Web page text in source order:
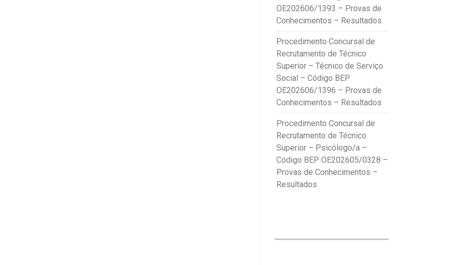
OE202606/1393 – Provas de
Conhecimentos – Resultados
Procedimento Concursal de
Recrutamento de Técnico
Superior – Técnico de Serviço
Social – Código BEP
OE202606/1396 – Provas de
Conhecimentos – Resultados
Procedimento Concursal de
Recrutamento de Técnico
Superior – Psicólogo/a –
Código BEP OE202605/0328 –
Provas de Conhecimentos –
Resultados